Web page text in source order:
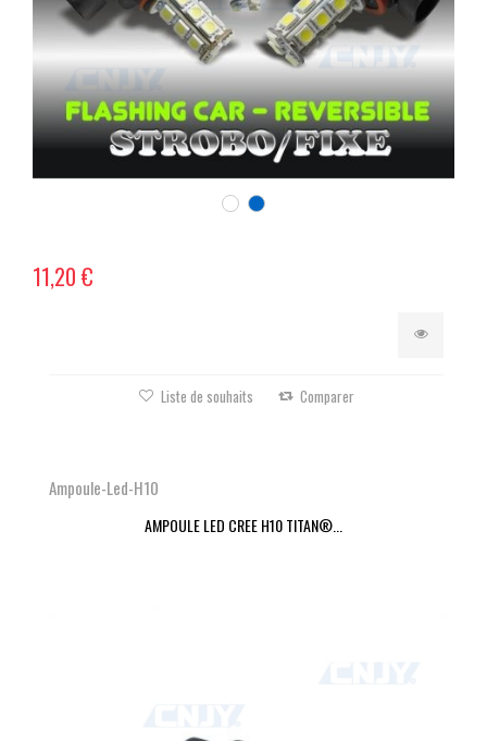
11,20 €
Liste de souhaits Comparer
Ampoule-Led-H10
AMPOULE LED CREE H10 TITAN®...